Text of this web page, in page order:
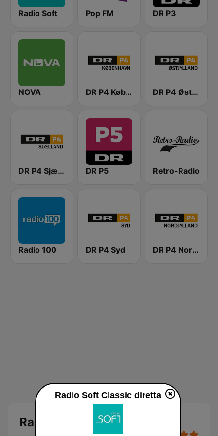
Radio Soft Pop FM DR P3
NOVA DR P4 København DR P4 Østjyllands
DR P4 Sjælland DR P5 Retro-Radio
Radio 100 DR P4 Syd DR P4 Nordjylland
Radio Soft Classic
Radio Soft Classic diretta